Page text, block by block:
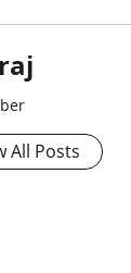
All Posts